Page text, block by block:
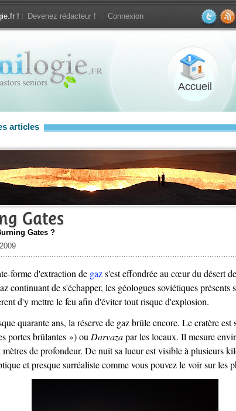
! Devenez rédacteur ! Connexion
Accueil
articles
Gates
Gates ?
forme d'extraction de gazs'est effondrée au cœur du désert
continuant de s'échapper, les géologues soviétiques présents
d'y mettre le feu afin d'éviter tout risque d'explosion.
quarante ans, la réserve de gaz brûle encore. Le cratère est
portes brûlantes ») ou Darvazapar les locaux. Il mesure
de profondeur. De nuit sa lueur est visible à plusieurs
et presque surréaliste comme vous pouvez le voir sur les